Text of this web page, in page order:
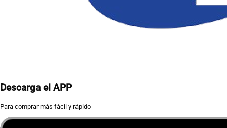
Descarga el APP
Para comprar más fácil y rápido